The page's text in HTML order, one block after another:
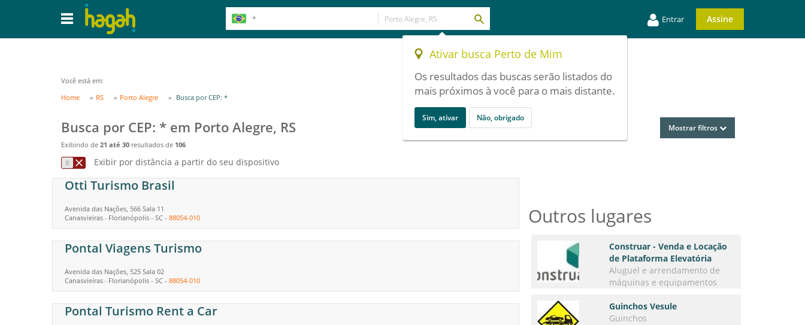
Entrar Assine
Ativar busca Perto de Mim
Os resultados das buscas serão listados do
mais próximos à você para o mais distante.
Sim, ativar Não, obrigado
Você está em:
Home
RS Porto Alegre Busca por CEP: *
Busca por CEP: * em Porto Alegre, RS
Exibindo de 21 até 30 resultados de 106
Mostrar filtros
Exibir por distância a partir do seu dispositivo
Otti Turismo Brasil
Avenida das Nações, 566 Sala 11
Canasvieiras - Florianópolis - SC - 88054-010
Pontal Viagens Turismo
Avenida das Nações, 525 Sala 02
Canasvieiras - Florianópolis - SC - 88054-010
Pontal Turismo Rent a Car
Outros lugares
Construar - Venda e Locação
de Plataforma Elevatória
Aluguel e arrendamento de
máquinas e equipamentos
Guinchos Vesule
Guinchos